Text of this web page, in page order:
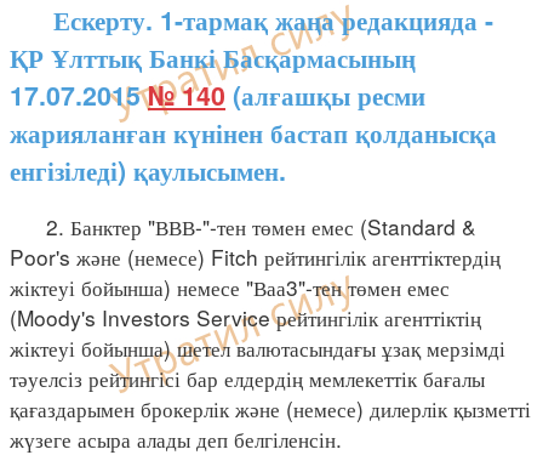
Ескерту. 1-тармақ жаңа редакцияда -
ҚР Ұлттық Банкі Басқармасының
17.07.2015№ 140 (алғашқы ресми
жарияланған күнінен бастап қолданысқа
енгізіледі) қаулысымен.
2. Банктер "ВВВ-"-тен төмен емес (Standard &
Poor's және (немесе) Fitch рейтингілік агенттіктердің
жіктеуі бойынша) немесе "Ваа3"-тен төмен емес
(Moody's Investors Service рейтингілік агенттіктің
жіктеуі бойынша) шетел валютасындағы ұзақ мерзімді
тәуелсіз рейтингісі бар елдердің мемлекеттік бағалы
қағаздарымен брокерлік және (немесе) дилерлік қызметті
жүзеге асыра алады деп белгіленсін.